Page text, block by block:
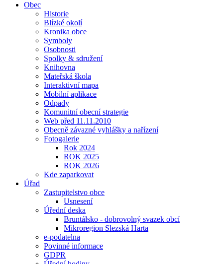
Obec
Historie
Blízké okolí
Kronika obce
Symboly
Osobnosti
Spolky & sdružení
Knihovna
Mateřská škola
Interaktivní mapa
Mobilní aplikace
Odpady
Komunitní obecní strategie
Web před 11.11.2010
Obecně závazné vyhlášky a nařízení
Fotogalerie
Rok 2024
ROK 2025
ROK 2026
Kde zaparkovat
Úřad
Zastupitelstvo obce
Usnesení
Úřední deska
Bruntálsko - dobrovolný svazek obcí
Mikroregion Slezská Harta
e-podatelna
Povinné informace
GDPR